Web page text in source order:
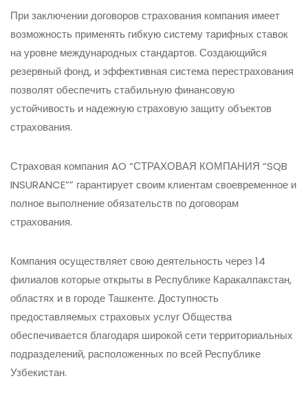
При заключении договоров страхования компания имеет
возможность применять гибкую систему тарифных ставок
на уровне международных стандартов. Создающийся
резервный фонд, и эффективная система перестрахования
позволят обеспечить стабильную финансовую
устойчивость и надежную страховую защиту объектов
страхования.
Страховая компания AO “СТРАХОВАЯ КОМПАНИЯ “SQB
INSURANCE”” гарантирует своим клиентам своевременное и
полное выполнение обязательств по договорам
страхования.
Компания осуществляет свою деятельность через 14
филиалов которые открыты в Республике Каракалпакстан,
областях и в городе Ташкенте. Доступность
предоставляемых страховых услуг Общества
обеспечивается благодаря широкой сети территориальных
подразделений, расположенных по всей Республике
Узбекистан.